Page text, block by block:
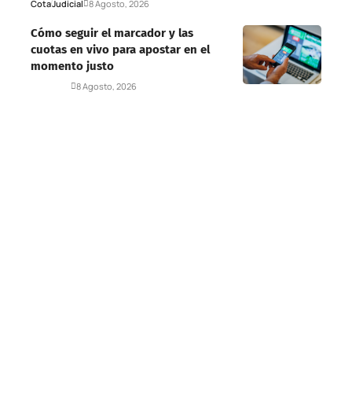
CotaJudicial 8 Agosto, 2026
Cómo seguir el marcador y las
cuotas en vivo para apostar en el
momento justo
8 Agosto, 2026